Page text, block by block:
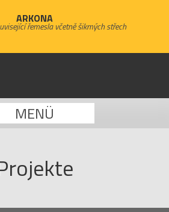
ARKONA
řemesla včetně šikmých střech
MENÜ